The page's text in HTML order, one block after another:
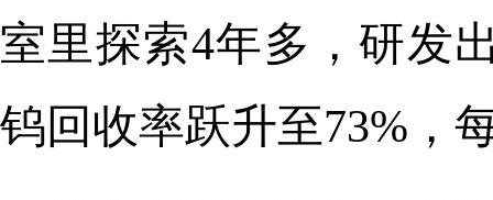
室里探索4年多，研发
钨回收率跃升至73%，